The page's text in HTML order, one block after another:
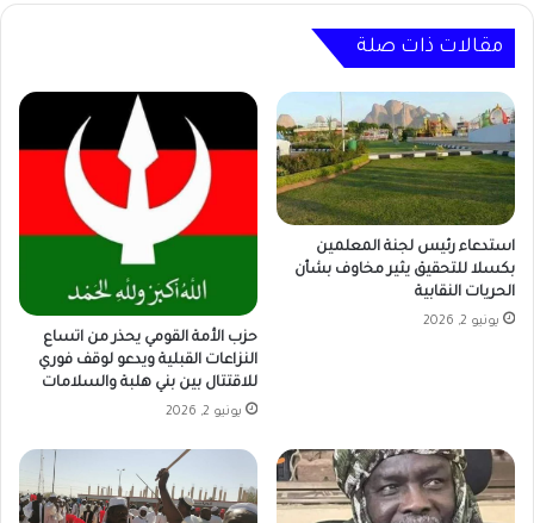
مقالات ذات صلة
استدعاء رئيس لجنة المعلمين
بكسلا للتحقيق يثير مخاوف بشأن
الحريات النقابية
يونيو 2, 2026
حزب الأمة القومي يحذر من اتساع
النزاعات القبلية ويدعو لوقف فوري
للاقتتال بين بني هلبة والسلامات
يونيو 2, 2026